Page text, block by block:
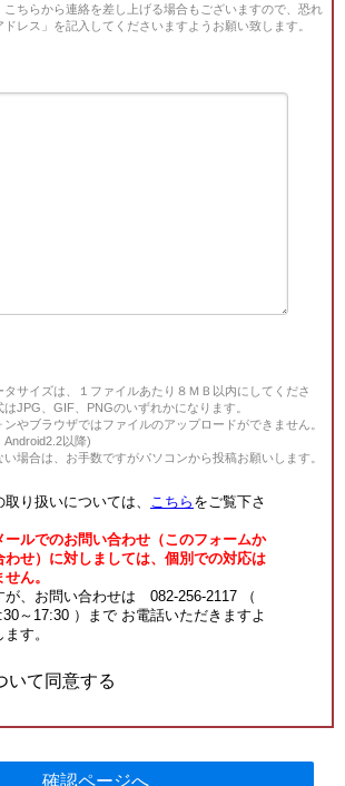
こちらから連絡を差し上げる場合もございますので、恐れ
ドレス」を記入してくださいますようお願い致します。
サイズは、１ファイルあたり８ＭＢ以内にしてくださ
JPG、GIF、PNGのいずれかになります。
やブラウザではファイルのアップロードができません。
以降)
場合は、お手数ですがパソコンから投稿お願いします。
取り扱いについては、 こちら をご覧下さ
ールでのお問い合わせ（このフォームか
わせ）に対しましては、個別での対応は
ん。
が、お問い合わせは 082-256-2117 （
～17:30 ）まで お電話いただきますよ
す。
いて同意する
確認ページへ